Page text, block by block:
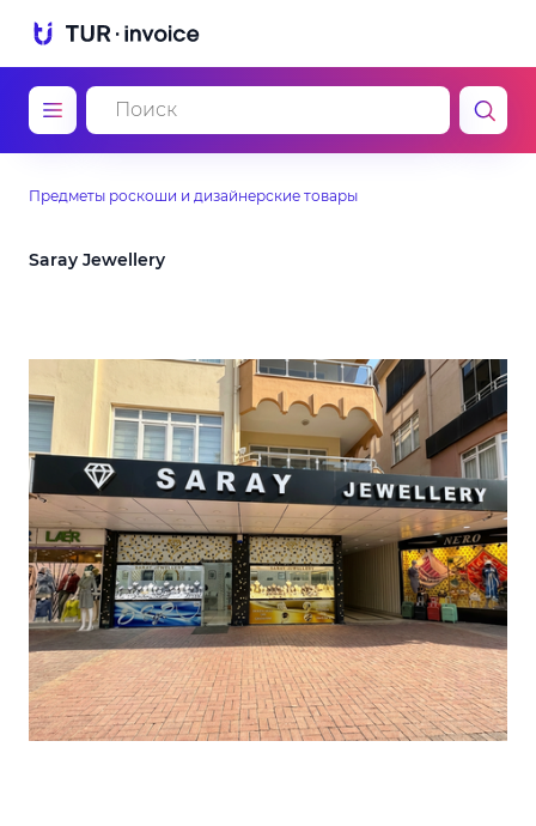
Предметы роскоши и дизайнерские товары
Saray Jewellery